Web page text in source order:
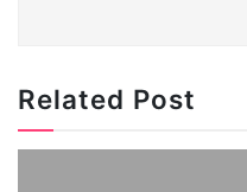
Related Post